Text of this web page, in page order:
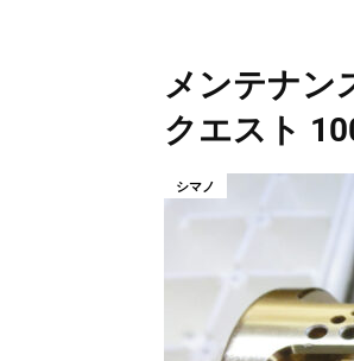
メンテナン
クエスト
シマノ